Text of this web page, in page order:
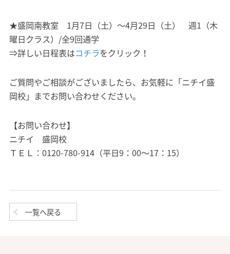
★盛岡南教室 1月7日（土）～4月29日（土） 週1（木
曜日クラス）/全9回通学
⇒詳しい日程表はコチラをクリック！
ご質問やご相談がございましたら、お気軽に「ニチイ盛
岡校」までお問い合わせください。
【お問い合わせ】
ニチイ 盛岡校
ＴＥＬ：0120-780-914（平日9：00～17：15）
一覧へ戻る